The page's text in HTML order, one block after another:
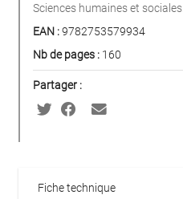
Sciences humaines et sociales.
EAN :9782753579934
Nb de pages : 160
Partager :
Fiche technique